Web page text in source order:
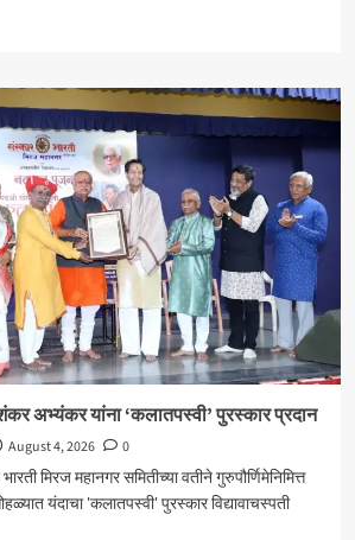
अभ्यंकर यांना ‘कलातपस्वी’ पुरस्कार प्रदान
August 4, 2026
0
मिरज महानगर समितीच्या वतीने गुरुपौर्णिमेनिमित्त
यंदाचा 'कलातपस्वी' पुरस्कार विद्यावाचस्पती